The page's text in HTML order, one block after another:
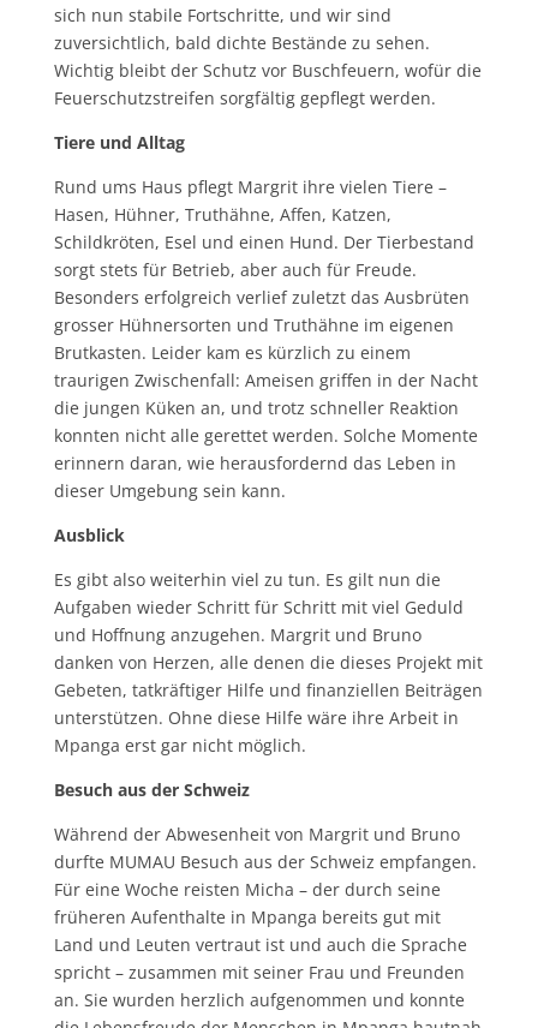
sich nun stabile Fortschritte, und wir sind
zuversichtlich, bald dichte Bestände zu sehen.
Wichtig bleibt der Schutz vor Buschfeuern, wofür die
Feuerschutzstreifen sorgfältig gepflegt werden.
Tiere und Alltag
Rund ums Haus pflegt Margrit ihre vielen Tiere –
Hasen, Hühner, Truthähne, Affen, Katzen,
Schildkröten, Esel und einen Hund. Der Tierbestand
sorgt stets für Betrieb, aber auch für Freude.
Besonders erfolgreich verlief zuletzt das Ausbrüten
grosser Hühnersorten und Truthähne im eigenen
Brutkasten. Leider kam es kürzlich zu einem
traurigen Zwischenfall: Ameisen griffen in der Nacht
die jungen Küken an, und trotz schneller Reaktion
konnten nicht alle gerettet werden. Solche Momente
erinnern daran, wie herausfordernd das Leben in
dieser Umgebung sein kann.
Ausblick
Es gibt also weiterhin viel zu tun. Es gilt nun die
Aufgaben wieder Schritt für Schritt mit viel Geduld
und Hoffnung anzugehen. Margrit und Bruno
danken von Herzen, alle denen die dieses Projekt mit
Gebeten, tatkräftiger Hilfe und finanziellen Beiträgen
unterstützen. Ohne diese Hilfe wäre ihre Arbeit in
Mpanga erst gar nicht möglich.
Besuch aus der Schweiz
Während der Abwesenheit von Margrit und Bruno
durfte MUMAU Besuch aus der Schweiz empfangen.
Für eine Woche reisten Micha – der durch seine
früheren Aufenthalte in Mpanga bereits gut mit
Land und Leuten vertraut ist und auch die Sprache
spricht – zusammen mit seiner Frau und Freunden
an. Sie wurden herzlich aufgenommen und konnte